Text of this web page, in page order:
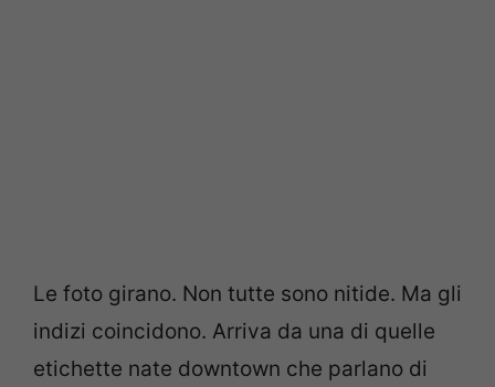
Le foto girano. Non tutte sono nitide. Ma gli
indizi coincidono. Arriva da una di quelle
etichette nate downtown che parlano di